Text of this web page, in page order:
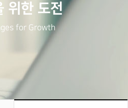
위한 도전
for Growth